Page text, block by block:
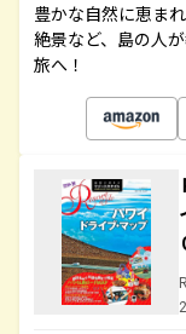
豊かな自然に恵ま
絶景など、島の人
旅へ！